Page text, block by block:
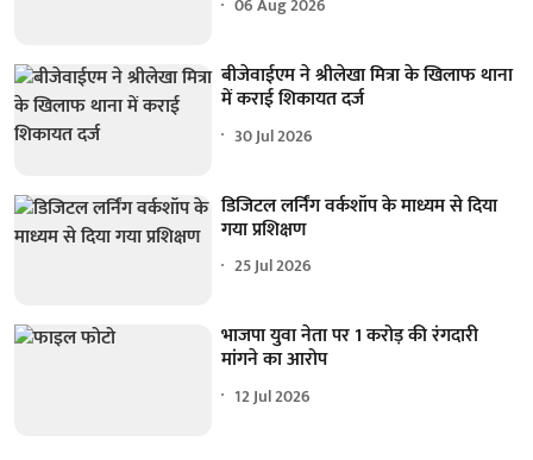
बीजेवाईएम ने श्रीलेखा मित्रा के खिलाफ थाना
में कराई शिकायत दर्ज
30 Jul 2026
डिजिटल लर्निंग वर्कशॉप के माध्यम से दिया
गया प्रशिक्षण
25 Jul 2026
भाजपा युवा नेता पर 1 करोड़ की रंगदारी
मांगने का आरोप
12 Jul 2026